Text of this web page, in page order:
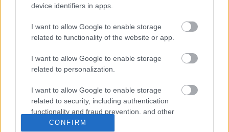
device identifiers in apps.
I want to allow Google to enable storage
related to functionality of the website or app.
I want to allow Google to enable storage
related to personalization.
I want to allow Google to enable storage
related to security, including authentication
functionality and fraud prevention, and other
user protection.
CONFIRM
revival újabb eleme érkezik 3 hét múlva a CW-re,
mégpedig a Cult, ami egy tévéműsorról, illetve a
szól majd. A főszereplők között ott lesz Robert
Knepper is, akit…